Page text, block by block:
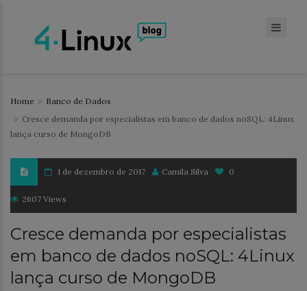
Home
Banco de Dados
Cresce demanda por especialistas em banco de dados noSQL: 4Linux
lança curso de MongoDB
1 de dezembro de 2017 Camila Silva 0
2607 Views
Cresce demanda por especialistas
em banco de dados noSQL: 4Linux
lança curso de MongoDB